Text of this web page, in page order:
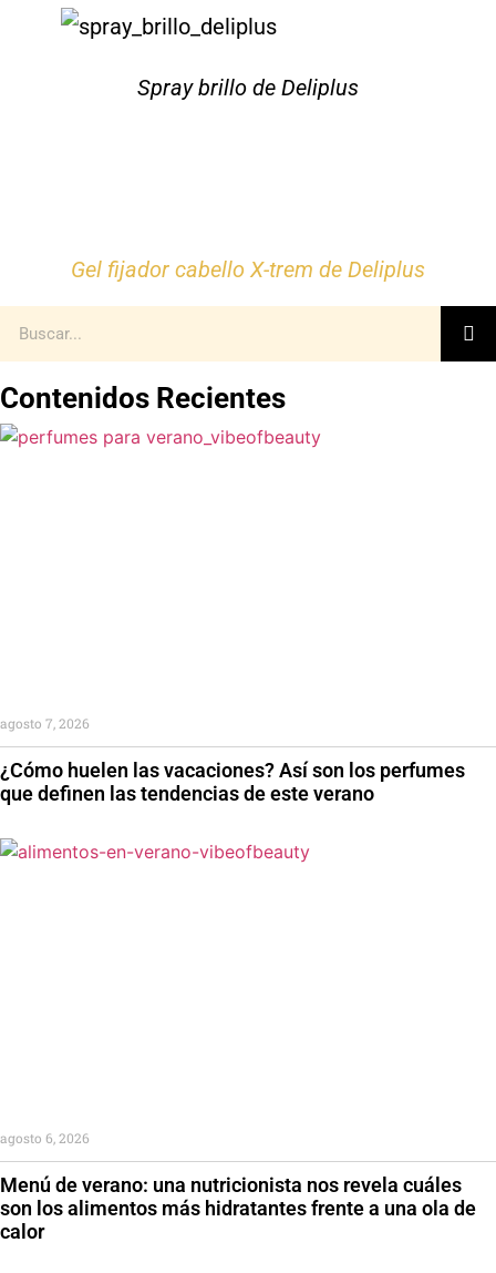
Spray brillo de Deliplus
Gel fijador cabello X-trem de Deliplus
Contenidos Recientes
¿Cómo huelen las vacaciones? Así son los perfumes
que definen las tendencias de este verano
agosto 7, 2026
Menú de verano: una nutricionista nos revela cuáles
son los alimentos más hidratantes frente a una ola de
calor
agosto 6, 2026